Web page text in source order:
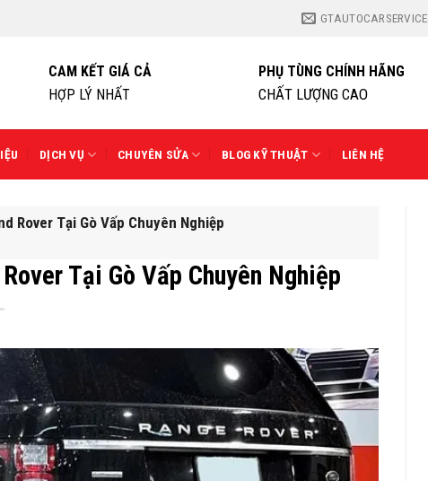
CAM KẾT GIÁ CẢ
HỢP LÝ NHẤT
PHỤ TÙNG CHÍNH HÃNG
CHẤT LƯỢNG CAO
DỊCH VỤ CHUYÊN SỬA BLOG KỸ THUẬT LIÊN HỆ
Rover Tại Gò Vấp Chuyên Nghiệp
Tại Gò Vấp Chuyên Nghiệp